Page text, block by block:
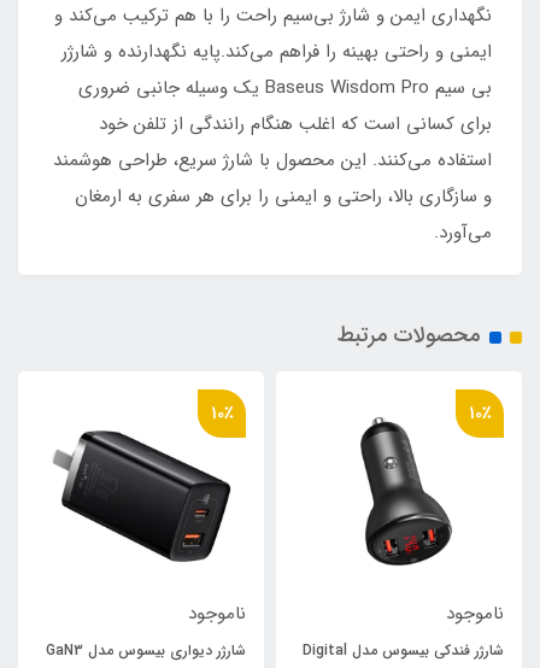
نگهداری ایمن و شارژ بی‌سیم راحت را با هم ترکیب می‌کند و
ایمنی و راحتی بهینه را فراهم می‌کند.پایه نگهدارنده و شارژر
بی سیم Baseus Wisdom Pro یک وسیله جانبی ضروری
برای کسانی است که اغلب هنگام رانندگی از تلفن خود
استفاده می‌کنند. این محصول با شارژ سریع، طراحی هوشمند
و سازگاری بالا، راحتی و ایمنی را برای هر سفری به ارمغان
می‌آورد.
محصولات مرتبط
10٪
ناموجود
شارژر فندکی بیسوس مدل Digital
10٪
ناموجود
شارژر دیواری بیسوس مدل GaN3